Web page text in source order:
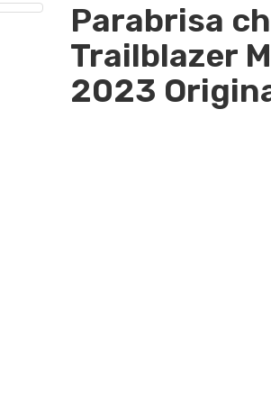
Parabrisa
Trailblazer
2023